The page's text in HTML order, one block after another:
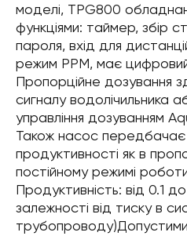
моделі, TPG800
функціями: таймер, збір
пароля, вхід для
режим PPM, має
Пропорційне дозування
сигналу водолічильника
управління дозуванням
Також насос
продуктивності як в
постійному режимі
Продуктивність: від 0.1
залежності від тиску в